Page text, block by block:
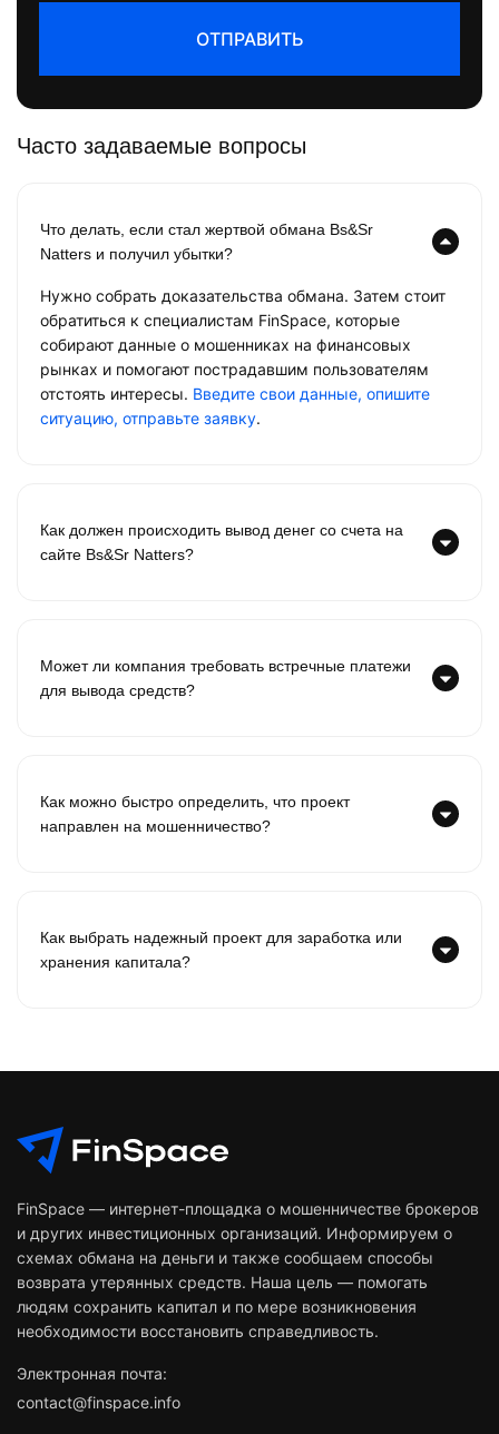
ОТПРАВИТЬ
Часто задаваемые вопросы
Что делать, если стал жертвой обмана Bs&Sr
Natters и получил убытки?
Нужно собрать доказательства обмана. Затем стоит
обратиться к специалистам FinSpace, которые
собирают данные о мошенниках на финансовых
рынках и помогают пострадавшим пользователям
отстоять интересы. Введите свои данные, опишите
ситуацию, отправьте заявку.
Как должен происходить вывод денег со счета на
сайте Bs&Sr Natters?
Может ли компания требовать встречные платежи
для вывода средств?
Как можно быстро определить, что проект
направлен на мошенничество?
Как выбрать надежный проект для заработка или
хранения капитала?
FinSpace — интернет-площадка о мошенничестве брокеров
и других инвестиционных организаций. Информируем о
схемах обмана на деньги и также сообщаем способы
возврата утерянных средств. Наша цель — помогать
людям сохранить капитал и по мере возникновения
необходимости восстановить справедливость.
Электронная почта:
contact@finspace.info